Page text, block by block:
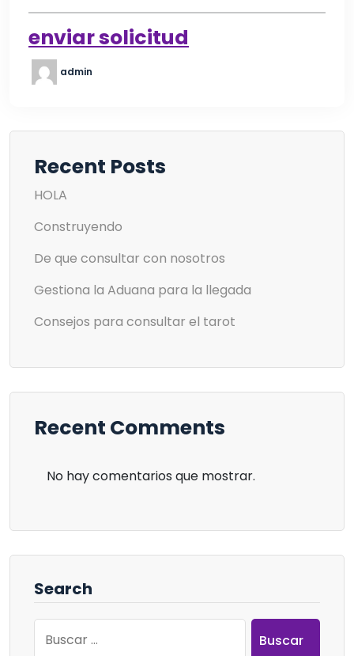
enviar solicitud
admin
Recent Posts
HOLA
Construyendo
De que consultar con nosotros
Gestiona la Aduana para la llegada
Consejos para consultar el tarot
Recent Comments
No hay comentarios que mostrar.
Search